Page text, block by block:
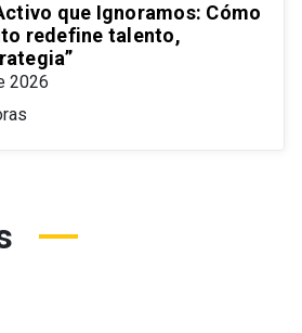
que Ignoramos: Cómo
redefine talento,
2026